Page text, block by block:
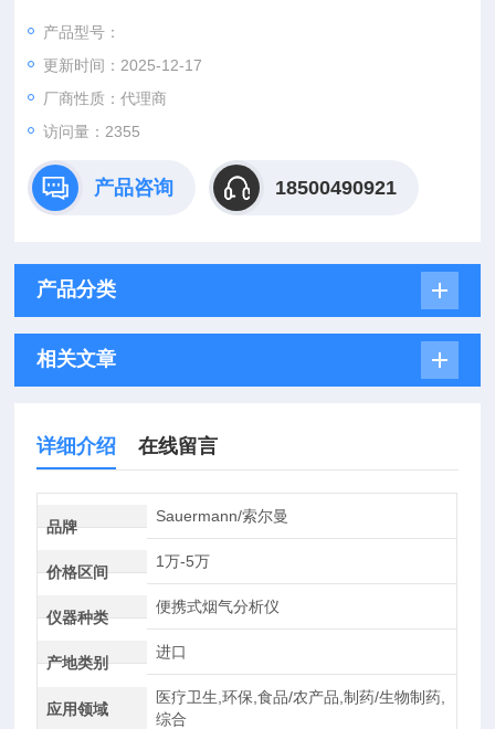
凝壁挂炉及小型燃烧设备的调试和检测。
产品型号：
更新时间：2025-12-17
厂商性质：代理商
访问量：2355
产品咨询 18500490921
产品分类
相关文章
详细介绍 在线留言
品牌
Sauermann/索尔曼
价格区间
1万-5万
仪器种类
便携式烟气分析仪
产地类别
进口
应用领域
医疗卫生,环保,食品/农产品,制药/生物制药,
综合